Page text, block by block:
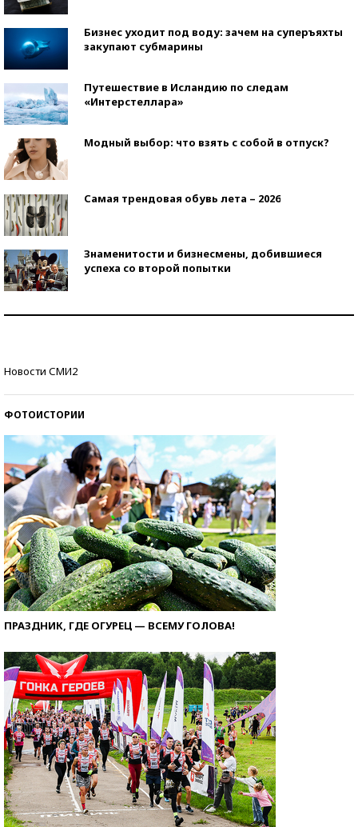
Бизнес уходит под воду: зачем на суперъяхты
закупают субмарины
Путешествие в Исландию по следам
«Интерстеллара»
Модный выбор: что взять с собой в отпуск?
Самая трендовая обувь лета – 2026
Знаменитости и бизнесмены, добившиеся
успеха со второй попытки
Новости СМИ2
ФОТОИСТОРИИ
ПРАЗДНИК, ГДЕ ОГУРЕЦ — ВСЕМУ ГОЛОВА!